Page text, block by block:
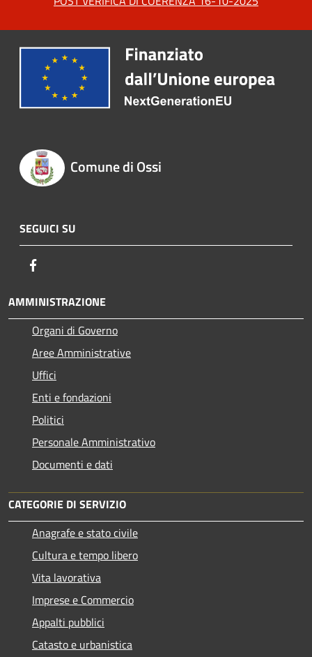
Comune di Ossi
SEGUICI SU
AMMINISTRAZIONE
Organi di Governo
Aree Amministrative
Uffici
Enti e fondazioni
Politici
Personale Amministrativo
Documenti e dati
CATEGORIE DI SERVIZIO
Anagrafe e stato civile
Cultura e tempo libero
Vita lavorativa
Imprese e Commercio
Appalti pubblici
Catasto e urbanistica